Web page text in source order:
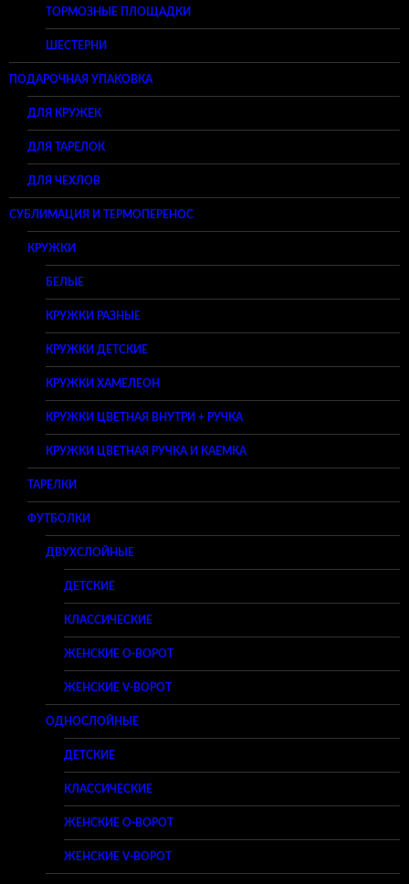
ТОРМОЗНЫЕ ПЛОЩАДКИ
ШЕСТЕРНИ
ПОДАРОЧНАЯ УПАКОВКА
ДЛЯ КРУЖЕК
ДЛЯ ТАРЕЛОК
ДЛЯ ЧЕХЛОВ
СУБЛИМАЦИЯ И ТЕРМОПЕРЕНОС
КРУЖКИ
БЕЛЫЕ
КРУЖКИ РАЗНЫЕ
КРУЖКИ ДЕТСКИЕ
КРУЖКИ ХАМЕЛЕОН
КРУЖКИ ЦВЕТНАЯ ВНУТРИ + РУЧКА
КРУЖКИ ЦВЕТНАЯ РУЧКА И КАЕМКА
ТАРЕЛКИ
ФУТБОЛКИ
ДВУХСЛОЙНЫЕ
ДЕТСКИЕ
КЛАССИЧЕСКИЕ
ЖЕНСКИЕ O-ВОРОТ
ЖЕНСКИЕ V-ВОРОТ
ОДНОСЛОЙНЫЕ
ДЕТСКИЕ
КЛАССИЧЕСКИЕ
ЖЕНСКИЕ O-ВОРОТ
ЖЕНСКИЕ V-ВОРОТ